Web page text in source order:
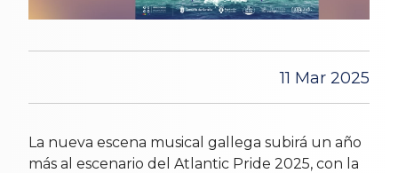
11 Mar 2025
La nueva escena musical gallega subirá un año
más al escenario del Atlantic Pride 2025, con la